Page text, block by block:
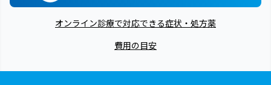
オンライン診療で対応できる症状・処方薬
費用の目安